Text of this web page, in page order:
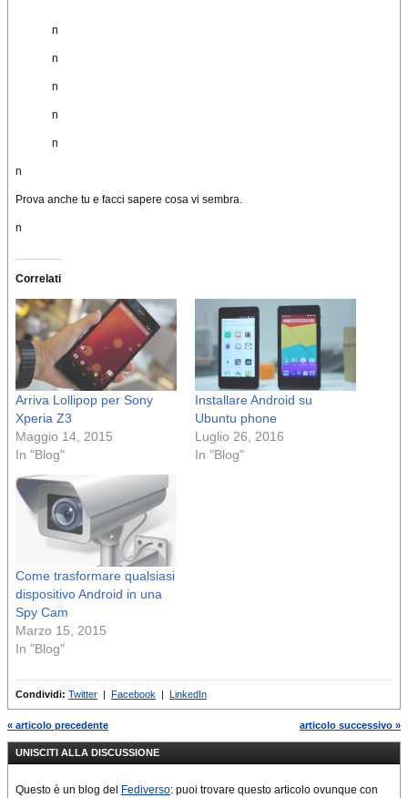
n
n
n
n
n
n
Prova anche tu e facci sapere cosa vi sembra.
n
Correlati
Arriva Lollipop per Sony
Xperia Z3
Maggio 14, 2015
In "Blog"
Installare Android su
Ubuntu phone
Luglio 26, 2016
In "Blog"
Come trasformare qualsiasi
dispositivo Android in una
Spy Cam
Marzo 15, 2015
In "Blog"
Condividi: Twitter Facebook LinkedIn
« articolo precedente articolo successivo »
UNISCITI ALLA DISCUSSIONE
Questo è un blog del Fediverso: puoi trovare questo articolo ovunque con